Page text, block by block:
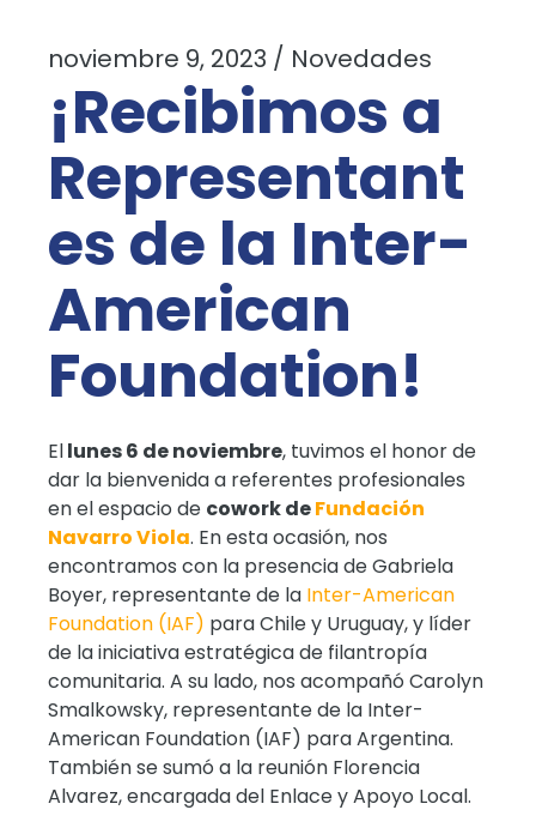
noviembre 9, 2023 Novedades
¡Recibimos a
Representant
es de la Inter-
American
Foundation!
Ellunes 6 de noviembre, tuvimos el honor de
dar la bienvenida a referentes profesionales
en el espacio de cowork deFundación
Navarro Viola. En esta ocasión, nos
encontramos con la presencia de Gabriela
Boyer, representante de la Inter-American
Foundation (IAF) para Chile y Uruguay, y líder
de la iniciativa estratégica de filantropía
comunitaria. A su lado, nos acompañó Carolyn
Smalkowsky, representante de la Inter-
American Foundation (IAF) para Argentina.
También se sumó a la reunión Florencia
Alvarez, encargada del Enlace y Apoyo Local.